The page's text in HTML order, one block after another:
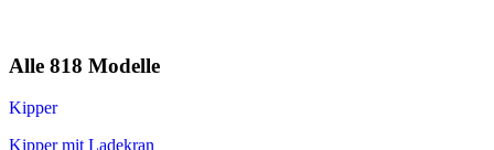
Alle 818 Modelle
Kipper
Kipper mit Ladekran